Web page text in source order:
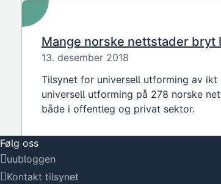
Mange norske nettstader bryt
13. desember 2018
Tilsynet for universell utforming av
universell utforming på 278 norske
både i offentleg og privat sektor.
Følg oss
uubloggen
Kontakt tilsynet